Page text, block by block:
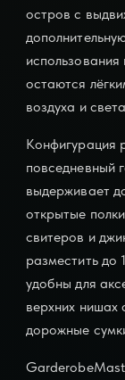
остров с
остаются
воздуха и
Конфигурация
повседневный
выдерживает
открытые
свитеров и
разместить до
удобны для
верхних
дорожные